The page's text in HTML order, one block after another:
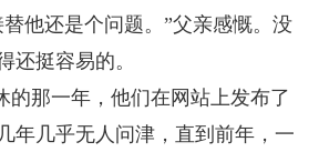
他还是个问题。”父亲感慨。没
还挺容易的。
的那一年，他们在网站上发布了
年几乎无人问津，直到前年，一